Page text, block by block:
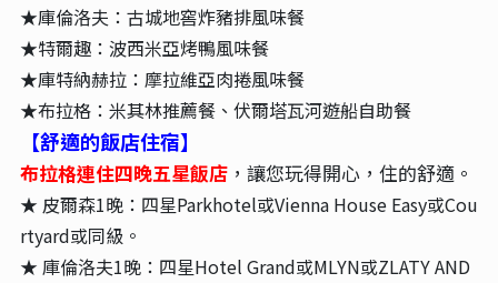
★庫倫洛夫：古城地窖炸豬排風味餐
★特爾趣：波西米亞烤鴨風味餐
★庫特納赫拉：摩拉維亞肉捲風味餐
★布拉格：米其林推薦餐、伏爾塔瓦河遊船自助餐
【舒適的飯店住宿】
布拉格連住四晚五星飯店，讓您玩得開心，住的舒適。
★ 皮爾森1晚：四星Parkhotel或Vienna House Easy或Cou
rtyard或同級。
★ 庫倫洛夫1晚：四星Hotel Grand或MLYN或ZLATY AND